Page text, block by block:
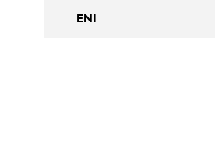
ENI